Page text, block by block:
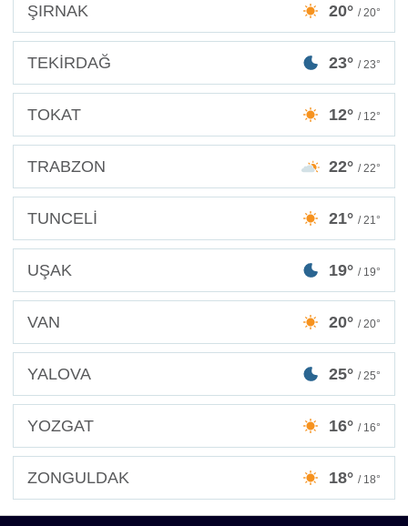
ŞIRNAK 20° / 20°
TEKİRDAĞ 23° / 23°
TOKAT 12° / 12°
TRABZON 22° / 22°
TUNCELİ 21° / 21°
UŞAK 19° / 19°
VAN 20° / 20°
YALOVA 25° / 25°
YOZGAT 16° / 16°
ZONGULDAK 18° / 18°